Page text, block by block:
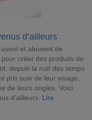
d’ailleurs
et abusent de
créer des produits de
depuis la nuit des temps
pris soin de leur visage,
de leurs ongles. Voici
d’ailleurs. Lire